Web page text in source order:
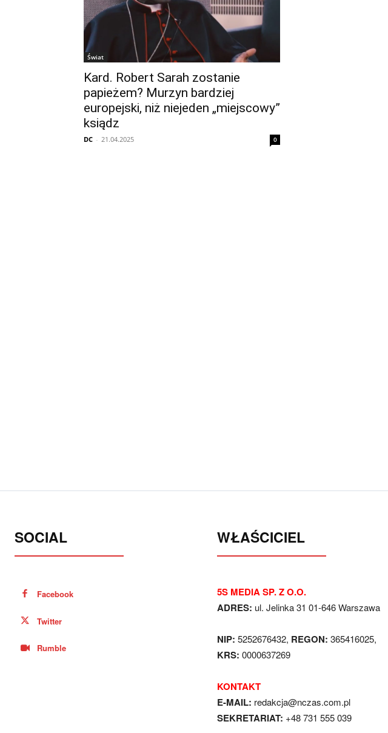
Świat
Kard. Robert Sarah zostanie
papieżem? Murzyn bardziej
europejski, niż niejeden „miejscowy”
ksiądz
DC - 21.04.2025 0
SOCIAL
Facebook
Twitter
Rumble
WŁAŚCICIEL
5S MEDIA SP. Z O.O.
ADRES: ul. Jelinka 31 01-646 Warszawa
NIP: 5252676432, REGON: 365416025,
KRS: 0000637269
KONTAKT
E-MAIL: redakcja@nczas.com.pl
SEKRETARIAT: +48 731 555 039